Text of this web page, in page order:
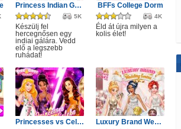
Princess Indian Gala Fashion
5K
Készülj fel
hercegnősen egy
indiai gálára. Vedd
elő a legszebb
ruhádat!
BFFs College Dorm
4K
Éld át újra milyen a
kolis élet!
Princesses vs Celebs Fashion Challenge Luxury Brand Wedding Gowns